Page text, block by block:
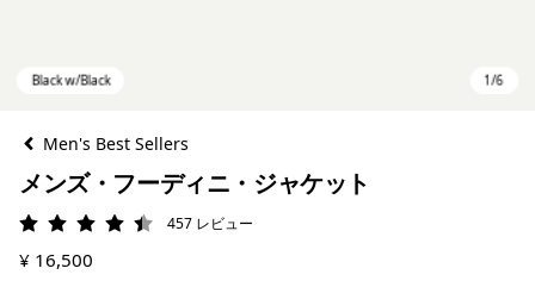
Men's Best Sellers
メンズ・フーディニ・ジャケット
評価: 4.5 / 5457 レビュー
¥ 16,500